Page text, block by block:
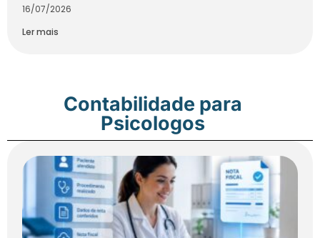
16/07/2026
Ler mais
Contabilidade para
Psicologos